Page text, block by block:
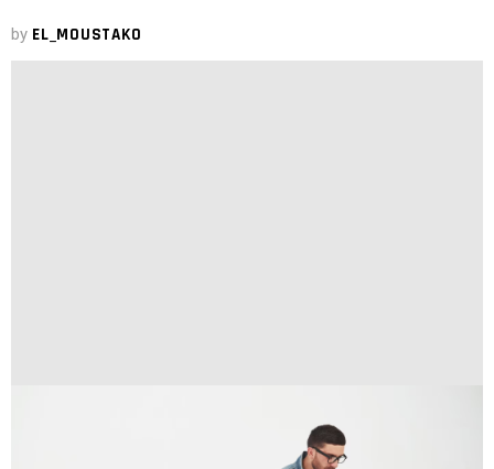
by EL_MOUSTAKO